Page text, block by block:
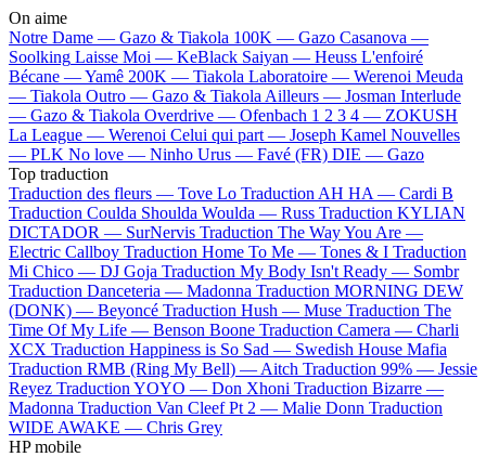
On aime
Notre Dame — Gazo & Tiakola 100K — Gazo Casanova —
Soolking Laisse Moi — KeBlack Saiyan — Heuss L'enfoiré
Bécane —Yamê 200K — Tiakola Laboratoire — Werenoi Meuda
— Tiakola Outro — Gazo & Tiakola Ailleurs — Josman Interlude
— Gazo & Tiakola Overdrive — Ofenbach 1 2 3 4 — ZOKUSH
La League — Werenoi Celui qui part — Joseph Kamel Nouvelles
— PLK No love — Ninho Urus — Favé (FR) DIE — Gazo
Top traduction
Traduction des fleurs — Tove Lo Traduction AH HA — Cardi B
Traduction Coulda Shoulda Woulda — Russ Traduction KYLIAN
DICTADOR — SurNervis Traduction The Way You Are —
Electric Callboy Traduction Home To Me — Tones & I Traduction
Mi Chico — DJ Goja Traduction My Body Isn't Ready — Sombr
Traduction Danceteria — Madonna Traduction MORNING DEW
(DONK) — Beyoncé Traduction Hush — Muse Traduction The
Time Of My Life — Benson Boone Traduction Camera — Charli
XCX Traduction Happiness is So Sad — Swedish House Mafia
Traduction RMB (Ring My Bell) — Aitch Traduction 99% — Jessie
Reyez Traduction YOYO — Don Xhoni Traduction Bizarre —
Madonna Traduction Van Cleef Pt 2 — Malie Donn Traduction
WIDE AWAKE — Chris Grey
HP mobile